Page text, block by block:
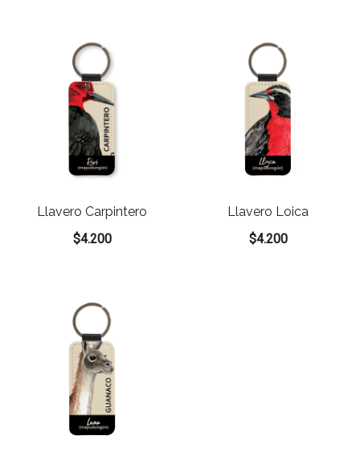
Llavero Carpintero
$4.200
Llavero Loica
$4.200